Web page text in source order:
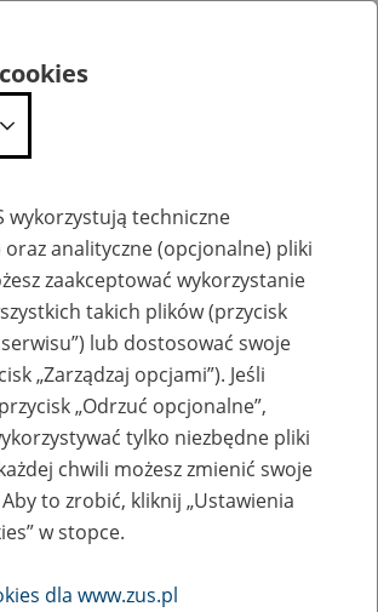
do siebie - zakładanie profili
Twojej firmy
wykorzystują techniczne
oraz analityczne (opcjonalne) pliki
zaakceptować wykorzystanie
takich plików (przycisk
lub dostosować swoje
„Zarządzaj opcjami”). Jeśli
„Odrzuć opcjonalne”,
tylko niezbędne pliki
chwili możesz zmienić swoje
to zrobić, kliknij „Ustawienia
w stopce.
dla www.zus.pl